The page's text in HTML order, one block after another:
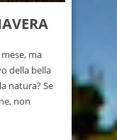
ma
della bella
natura? Se
non